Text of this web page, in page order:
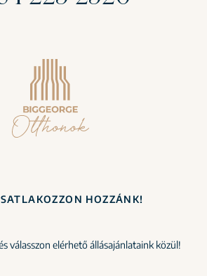
HOZZÁNK!
válasszon elérhető állásajánlataink közül!